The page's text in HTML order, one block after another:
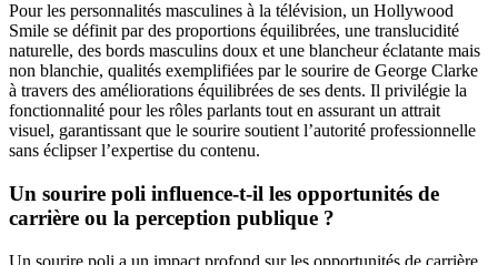
Pour les personnalités masculines à la télévision, un Hollywood
Smile se définit par des proportions équilibrées, une translucidité
naturelle, des bords masculins doux et une blancheur éclatante mais
non blanchie, qualités exemplifiées par le sourire de George Clarke
à travers des améliorations équilibrées de ses dents. Il privilégie la
fonctionnalité pour les rôles parlants tout en assurant un attrait
visuel, garantissant que le sourire soutient l’autorité professionnelle
sans éclipser l’expertise du contenu.
Un sourire poli influence-t-il les opportunités de
carrière ou la perception publique ?
Un sourire poli a un impact profond sur les opportunités de carrière